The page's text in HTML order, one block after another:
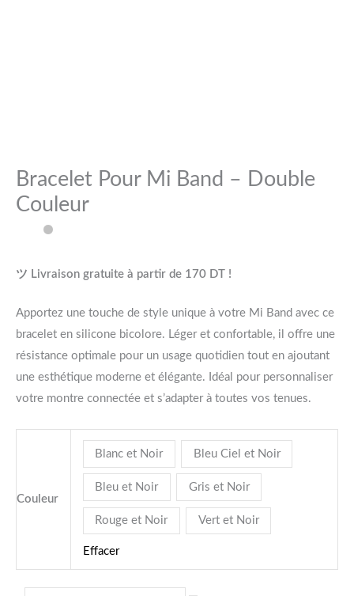
Bracelet Pour Mi Band – Double
Couleur
ツ Livraison gratuite à partir de 170 DT !
Apportez une touche de style unique à votre Mi Band avec ce
bracelet en silicone bicolore. Léger et confortable, il offre une
résistance optimale pour un usage quotidien tout en ajoutant
une esthétique moderne et élégante. Idéal pour personnaliser
votre montre connectée et s’adapter à toutes vos tenues.
Couleur
Blanc et Noir Bleu Ciel et Noir
Bleu et Noir Gris et Noir
Rouge et Noir Vert et Noir
Effacer